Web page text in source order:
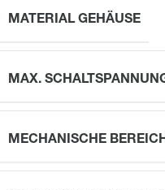
MATERIAL GEHÄUSE
MAX.
MECHANISCHE